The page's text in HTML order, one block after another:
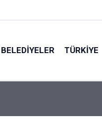
BELEDIYELER TÜRKIYE